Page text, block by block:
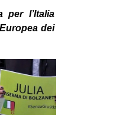
per l’Italia
dei